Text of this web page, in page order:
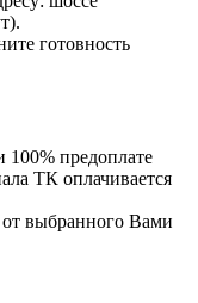
готовность
100% предоплате
ТК оплачивается
от выбранного Вами